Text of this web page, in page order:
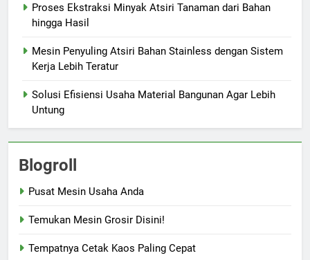
Proses Ekstraksi Minyak Atsiri Tanaman dari Bahan
hingga Hasil
Mesin Penyuling Atsiri Bahan Stainless dengan Sistem
Kerja Lebih Teratur
Solusi Efisiensi Usaha Material Bangunan Agar Lebih
Untung
Blogroll
Pusat Mesin Usaha Anda
Temukan Mesin Grosir Disini!
Tempatnya Cetak Kaos Paling Cepat